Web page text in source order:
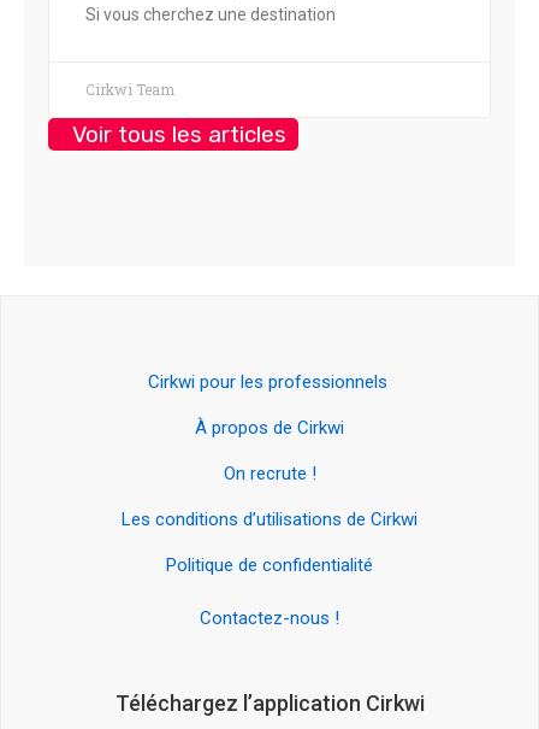
Si vous cherchez une destination
Cirkwi Team
Voir tous les articles
Cirkwi pour les professionnels
À propos de Cirkwi
On recrute !
Les conditions d’utilisations de Cirkwi
Politique de confidentialité
Contactez-nous !
Téléchargez l’application Cirkwi